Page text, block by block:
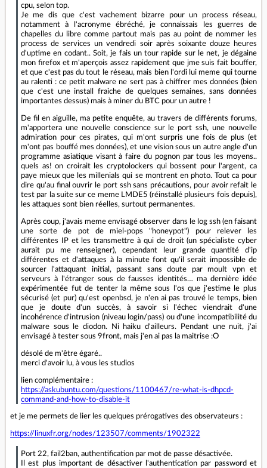
cpu, selon top.
Je me dis que c'est vachement bizarre pour un process réseau,
notamment à l'acronyme ébréché, je connaissais les guerres de
chapelles du libre comme partout mais pas au point de nommer les
process de services un vendredi soir après soixante douze heures
d'uptime en codant.. Soit, je fais un tour rapide sur le net, je dégaine
mon firefox et m'aperçois assez rapidement que jme suis fait bouffer,
et que c'est pas du tout le réseau, mais bien l'ordi lui meme qui tourne
au ralenti : ce petit malware ne sert pas à chiffrer mes données (bien
que c'est une install fraiche de quelques semaines, sans données
importantes dessus) mais à miner du BTC pour un autre !
De fil en aiguille, ma petite enquête, au travers de différents forums,
m'apportera une nouvelle conscience sur le port ssh, une nouvelle
admiration pour ces pirates, qui m'ont surpris une fois de plus (et
m'ont pas bouffé mes données), et une vision sous un autre angle d'un
programme asiatique visant à faire du pognon par tous les moyens..
quels as! on croirait les cryptolockers qui bossent pour l'argent, ca
paye mieux que les millenials qui se montrent en photo. Tout ca pour
dire qu'au final ouvrir le port ssh sans précautions, pour avoir refait le
test par la suite sur ce meme LMDE5 (réinstallé plusieurs fois depuis),
les attaques sont bien réelles, surtout permanentes.
Après coup, j'avais meme envisagé observer dans le log ssh (en faisant
une sorte de pot de miel-pops "honeypot") pour relever les
différentes IP et les transmettre à qui de droit (un spécialiste cyber
aurait pu me renseigner), cependant leur grande quantité d'ip
différentes et d'attaques à la minute font qu'il serait impossible de
sourcer l'attaquant initial, passant sans doute par moult vpn et
serveurs à l'étranger sous de fausses identités… ma dernière idée
expérimentée fut de tenter la même sous l'os que j'estime le plus
sécurisé (et pur) qu'est openbsd, je n'en ai pas trouvé le temps, bien
que je doute d'un succès, à savoir si l'échec viendrait d'une
incohérence d'intrusion (niveau login/pass) ou d'une incompatibilité du
malware sous le diodon. Ni haiku d'ailleurs. Pendant une nuit, j'ai
envisagé à tester sous 9front, mais j'en ai pas la maitrise :O
désolé de m'être égaré..
merci d'avoir lu, à vous les studios
lien complémentaire :
https://askubuntu.com/questions/1100467/re-what-is-dhpcd-
command-and-how-to-disable-it
et je me permets de lier les quelques prérogatives des observateurs :
https://linuxfr.org/nodes/123507/comments/1902322
Port 22, fail2ban, authentification par mot de passe désactivée.
Il est plus important de désactiver l'authentication par password et